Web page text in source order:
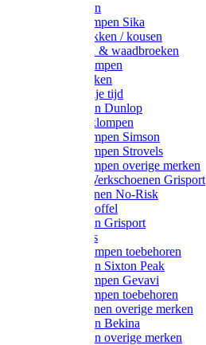
Werksokken
Schoenklompen Sika
Thermo sokken / kousen
Lieslaarzen & waadbroeken
Houten klompen
Wandelsokken
Laarzen vrije tijd
Werklaarzen Dunlop
Kunststof klompen
Schoenklompen Simson
Schoenklompen Strovels
Schoenklompen overige merken
Wandel-/ Werkschoenen Grisport
Werkschoenen No-Risk
Klomppantoffel
Werklaarzen Grisport
Accessoires
Houten klompen toebehoren
Werklaarzen Sixton Peak
Schoenklompen Gevavi
Schoenklompen toebehoren
Werkschoenen overige merken
Werklaarzen Bekina
Werklaarzen overige merken